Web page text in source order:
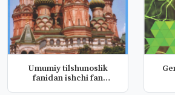
Umumiy tilshunoslik
fanidan ishchi fan